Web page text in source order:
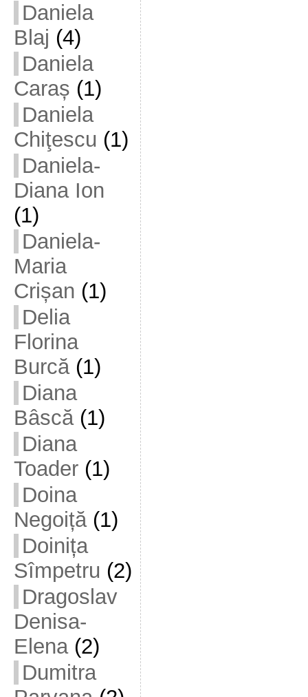
Daniela
Blaj (4)
Daniela
Caraș (1)
Daniela
Chiţescu (1)
Daniela-
Diana Ion
(1)
Daniela-
Maria
Crișan (1)
Delia
Florina
Burcă(1)
Diana
Bâscă(1)
Diana
Toader(1)
Doina
Negoiță(1)
Doinița
Sîmpetru (2)
Dragoslav
Denisa-
Elena(2)
Dumitra